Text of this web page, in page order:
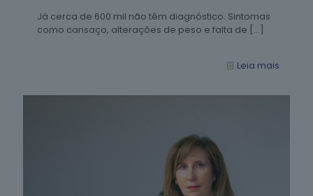
Já cerca de 600 mil não têm diagnóstico. Sintomas
como cansaço, alterações de peso e falta de […]
Leia mais